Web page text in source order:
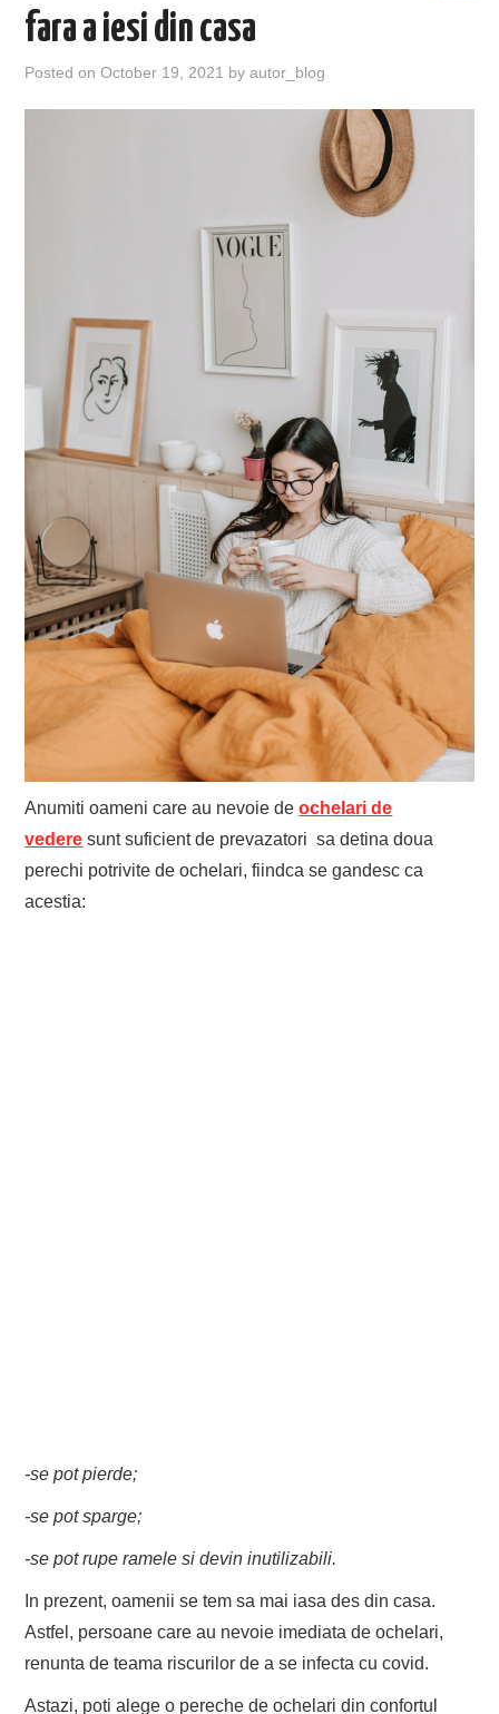
fara a iesi din casa
Posted onOctober 19, 2021 byautor_blog
Anumiti oameni care au nevoie deochelari de
vedere sunt suficient de prevazatori sa detina doua
perechi potrivite de ochelari, fiindca se gandesc ca
acestia:
-se pot pierde;
-se pot sparge;
-se pot rupe ramele si devin inutilizabili.
In prezent, oamenii se tem sa mai iasa des din casa.
Astfel, persoane care au nevoie imediata de ochelari,
renunta de teama riscurilor de a se infecta cu covid.
Astazi, poti alege o pereche de ochelari din confortul